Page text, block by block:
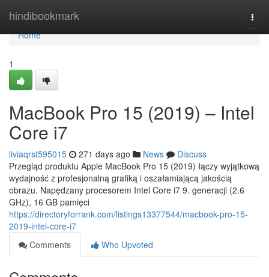
hindibookmark
Home
Home
1
MacBook Pro 15 (2019) – Intel
Core i7
liviaqrst595015 271 days ago News
Discuss
Przegląd produktu Apple MacBook Pro 15 (2019) łączy wyjątkową
wydajność z profesjonalną grafiką i oszałamiającą jakością
obrazu. Napędzany procesorem Intel Core i7 9. generacji (2.6
GHz), 16 GB pamięci
https://directoryforrank.com/listings13377544/macbook-pro-15-
2019-intel-core-i7
Comments
Who Upvoted